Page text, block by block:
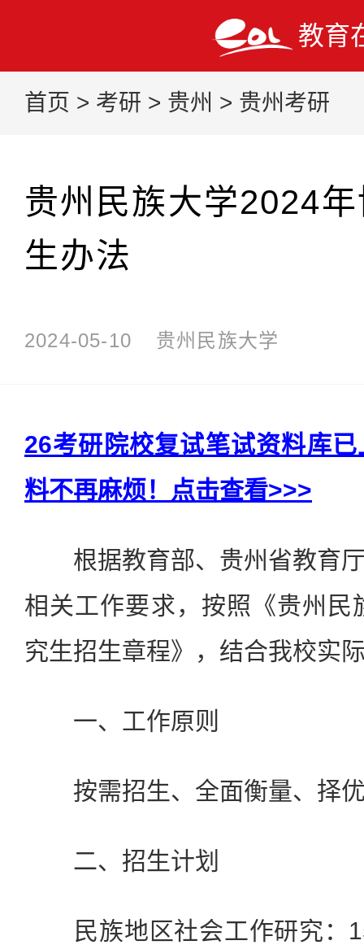
教育
首页 > 考研 > 贵州 > 贵州考研
贵州民族大学2024
生办法
2024-05-10 贵州民族大学
26考研院校复试笔试资料库
料不再麻烦！点击查看>>>
根据教育部、贵州省教育厅
相关工作要求，按照《贵州民
究生招生章程》，结合我校实
一、工作原则
按需招生、全面衡量、择优
二、招生计划
民族地区社会工作研究：